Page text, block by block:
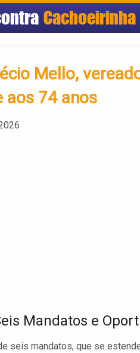
Cachoeirinha
Mello,
aos 74 anos
Mandatos e
seis mandatos, que se